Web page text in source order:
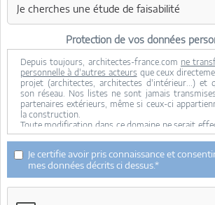
Protection de vos données
Depuis toujours, architectes-france.com ne
personnelle à d'autres acteurs que ceux
projet (architectes, architectes d'intérieur...) et
son réseau. Nos listes ne sont jamais
partenaires extérieurs, même si ceux-ci
la construction.
Toute modification dans ce domaine ne serait
consentement.
Je consens à ce que mes données personnelles
permettre à architectes-france de
architectes. Seul Architectes-france, ses
maitrise d'oeuvre concernée par le projet y
transmission de données à des tiers à
dessus n'est réalisée.
Je certifie avoir pris connaissance et
mes données décrits ci dessus.*